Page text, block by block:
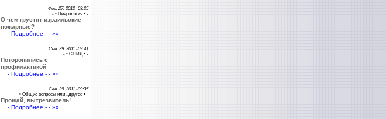
Фев. 27, 2012 -03:25
- • Неврология • -
О чем грустят израильские
пожарные?
- Подробнее - - »»
Сен. 29, 2011 -09:41
- • СПИД• -
Поторопились с
профилактикой
- Подробнее - - »»
Сен. 29, 2011 -09:35
- • Общие вопросы или ..другое • -
Прощай, вытрезвитель!
- Подробнее - - »»